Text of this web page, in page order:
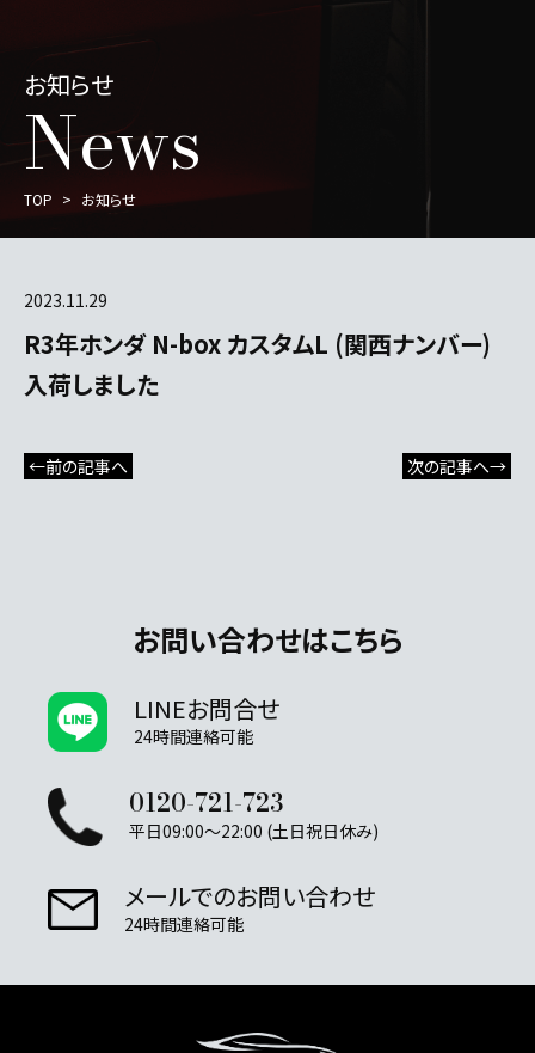
お知らせ
News
TOP お知らせ
2023.11.29
R3年ホンダ N-box カスタムL (関西ナンバー)
入荷しました
←前の記事へ 次の記事へ→
お問い合わせはこちら
LINEお問合せ
24時間連絡可能
0120-721-723
平日09:00～22:00 (土日祝日休み)
メールでのお問い合わせ
24時間連絡可能